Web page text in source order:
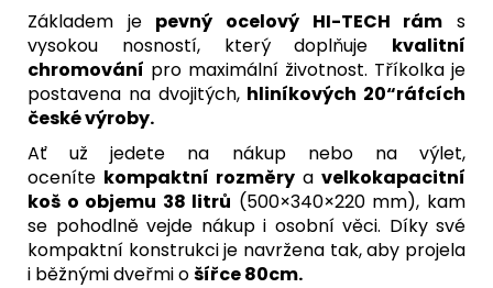
Základem je pevný ocelový HI-TECH rám s
vysokou nosností, který doplňuje kvalitní
chromování pro maximální životnost. Tříkolka je
postavena na dvojitých, hliníkových 20“ráfcích
české výroby.
Ať už jedete na nákup nebo na výlet,
oceníte kompaktní rozměry a velkokapacitní
koš o objemu 38 litrů (500×340×220 mm), kam
se pohodlně vejde nákup i osobní věci. Díky své
kompaktní konstrukci je navržena tak, aby projela
i běžnými dveřmi ošířce 80cm.